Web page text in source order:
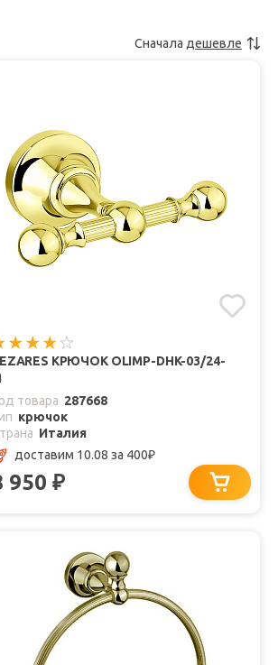
Сначала дешевле
КРЮЧОК OLIMP-DHK-03/24-
товара 287668
крючок
Италия
доставим 10.08 за 400₽
950 ₽